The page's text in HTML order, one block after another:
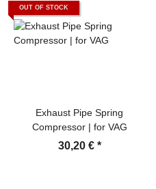
OUT OF STOCK
Exhaust Pipe Spring
Compressor | for VAG
30,20 € *